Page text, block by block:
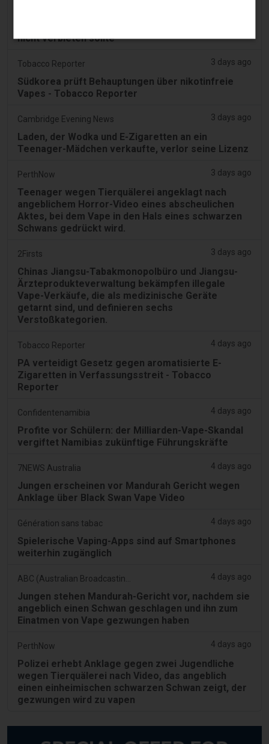
nicht verbieten sollte
Tobacco Reporter 3 days ago
Südkorea prüft Behauptungen über nikotinfreie
Vapes - Tobacco Reporter
Cambridge Evening News 3 days ago
Laden, der Wodka und E-Zigaretten an ein
Teenager-Mädchen verkaufte, verlor seine Lizenz
PerthNow 3 days ago
Teenager wegen Tierquälerei angeklagt nach
angeblichem Horror-Video eines abscheulichen
Aktes, bei dem Vape in den Hals eines schwarzen
Schwans gedrückt wird.
2Firsts 3 days ago
Chinas Jiangsu-Tabakmonopolbüro und Jiangsu-
Ärzteprodukteverwaltung bekämpfen illegale
Vape-Verkäufe, die als medizinische Geräte
getarnt sind, und definieren sechs
Verstoßkategorien.
Tobacco Reporter 4 days ago
PA verteidigt Gesetz gegen aromatisierte E-
Zigaretten in Verfassungsstreit - Tobacco
Reporter
Confidentenamibia 4 days ago
Profite vor Schülern: der Milliarden-Vape-Skandal
vergiftet Namibias zukünftige Führungskräfte
7NEWS Australia 4 days ago
Jungen erscheinen vor Mandurah Gericht wegen
Anklage über Black Swan Vape Video
Génération sans tabac 4 days ago
Spielerische Vaping-Apps sind auf Smartphones
weiterhin zugänglich
4 days ago
Jungen stehen Mandurah-Gericht vor, nachdem sie
angeblich einen Schwan geschlagen und ihn zum
Einatmen von Vape gezwungen haben
PerthNow 4 days ago
Polizei erhebt Anklage gegen zwei Jugendliche
wegen Tierquälerei nach Video, das angeblich
einen einheimischen schwarzen Schwan zeigt, der
gezwungen wird zu vapen